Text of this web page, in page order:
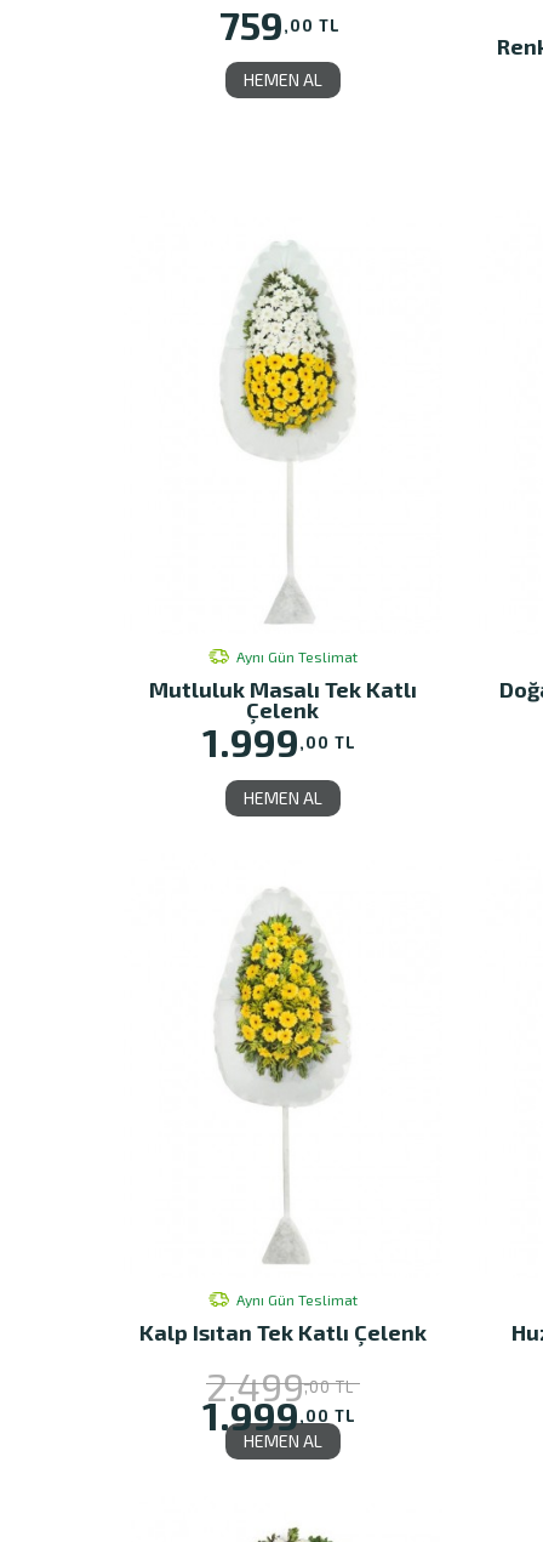
759,00 TL
HEMEN AL
Aynı Gün Teslimat
Mutluluk Masalı Tek Katlı
Çelenk
1.999,00 TL
HEMEN AL
Aynı Gün Teslimat
Kalp Isıtan Tek Katlı Çelenk
2.499,00 TL
1.999,00 TL
HEMEN AL